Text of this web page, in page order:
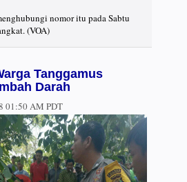
nomor itu pada Sabtu
(VOA)
Tanggamus
Darah
01:50 AM PDT